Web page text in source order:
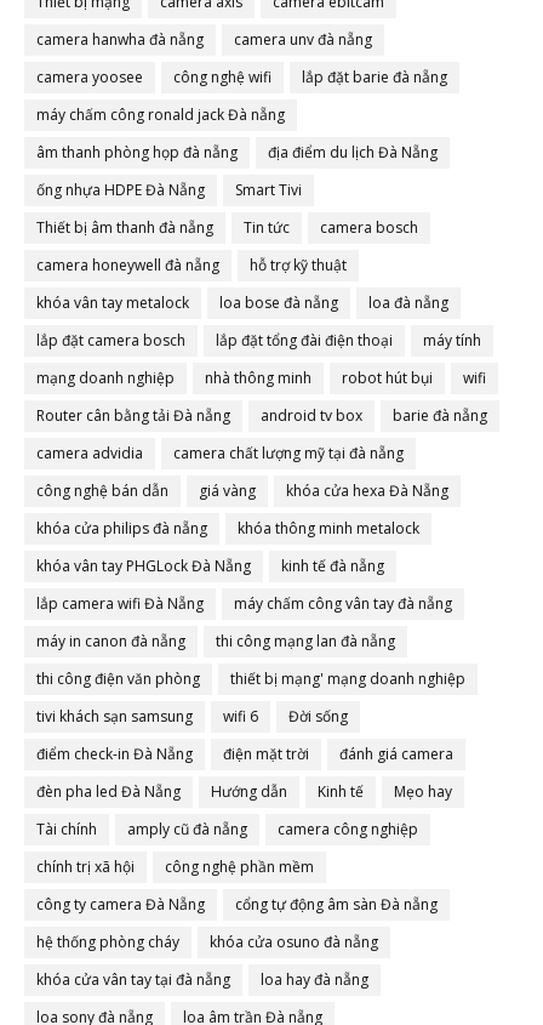
camera hanwha đà nẵng
camera unv đà nẵng
camera yoosee
công nghệ wifi
lắp đặt barie đà nẵng
máy chấm công ronald jack Đà nẵng
âm thanh phòng họp đà nẵng
địa điểm du lịch Đà Nẵng
ống nhựa HDPE Đà Nẵng
Smart Tivi
Thiết bị âm thanh đà nẵng
Tin tức
camera bosch
camera honeywell đà nẵng
hỗ trợ kỹ thuật
khóa vân tay metalock
loa bose đà nẵng
loa đà nẵng
lắp đặt camera bosch
lắp đặt tổng đài điện thoại
máy tính
mạng doanh nghiệp
nhà thông minh robot hút bụi
wifi
Router cân bằng tải Đà nẵng
android tv box
barie đà nẵng
camera advidia
camera chất lượng mỹ tại đà nẵng
công nghệ bán dẫn
giá vàng
khóa cửa hexa Đà Nẵng
khóa cửa philips đà nẵng
khóa thông minh metalock
khóa vân tay PHGLock Đà Nẵng
kinh tế đà nẵng
lắp camera wifi Đà Nẵng
máy chấm công vân tay đà nẵng
máy in canon đà nẵng
thi công mạng lan đà nẵng
thi công điện văn phòng
thiết bị mạng' mạng doanh nghiệp
tivi khách sạn samsung
wifi 6
Đời sống
điểm check-in Đà Nẵng
điện mặt trời
đánh giá camera
đèn pha led Đà Nẵng
Hướng dẫn Kinh tế
Mẹo hay
Tài chính
amply cũ đà nẵng
camera công nghiệp
chính trị xã hội
công nghệ phần mềm
công ty camera Đà Nẵng
cổng tự động âm sàn Đà nẵng
hệ thống phòng cháy
khóa cửa osuno đà nẵng
khóa cửa vân tay tại đà nẵng
loa hay đà nẵng
loa sony đà nẵng
loa âm trần Đà nẵng